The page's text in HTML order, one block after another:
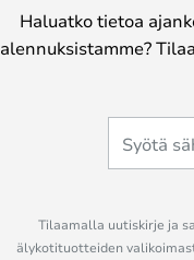
Haluatko tietoa
alennuksistamme?
Tilaamalla uutiskirje ja
älykotituotteiden